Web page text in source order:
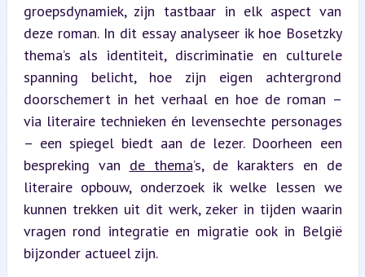
groepsdynamiek, zijn tastbaar in elk aspect van
deze roman. In dit essay analyseer ik hoe Bosetzky
thema’s als identiteit, discriminatie en culturele
spanning belicht, hoe zijn eigen achtergrond
doorschemert in het verhaal en hoe de roman –
via literaire technieken én levensechte personages
– een spiegel biedt aan de lezer. Doorheen een
bespreking van de thema’s, de karakters en de
literaire opbouw, onderzoek ik welke lessen we
kunnen trekken uit dit werk, zeker in tijden waarin
vragen rond integratie en migratie ook in België
bijzonder actueel zijn.